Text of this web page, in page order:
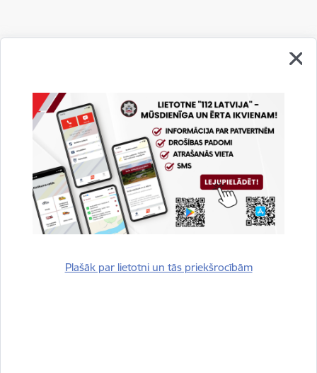
Plašāk par lietotni un tās priekšrocībām
Vai šī informācija bija noderīga?
Sniegt atsauksmi